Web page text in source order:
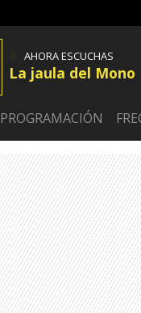
AHORA ESCUCHAS
La jaula del Mono
PROGRAMACIÓN